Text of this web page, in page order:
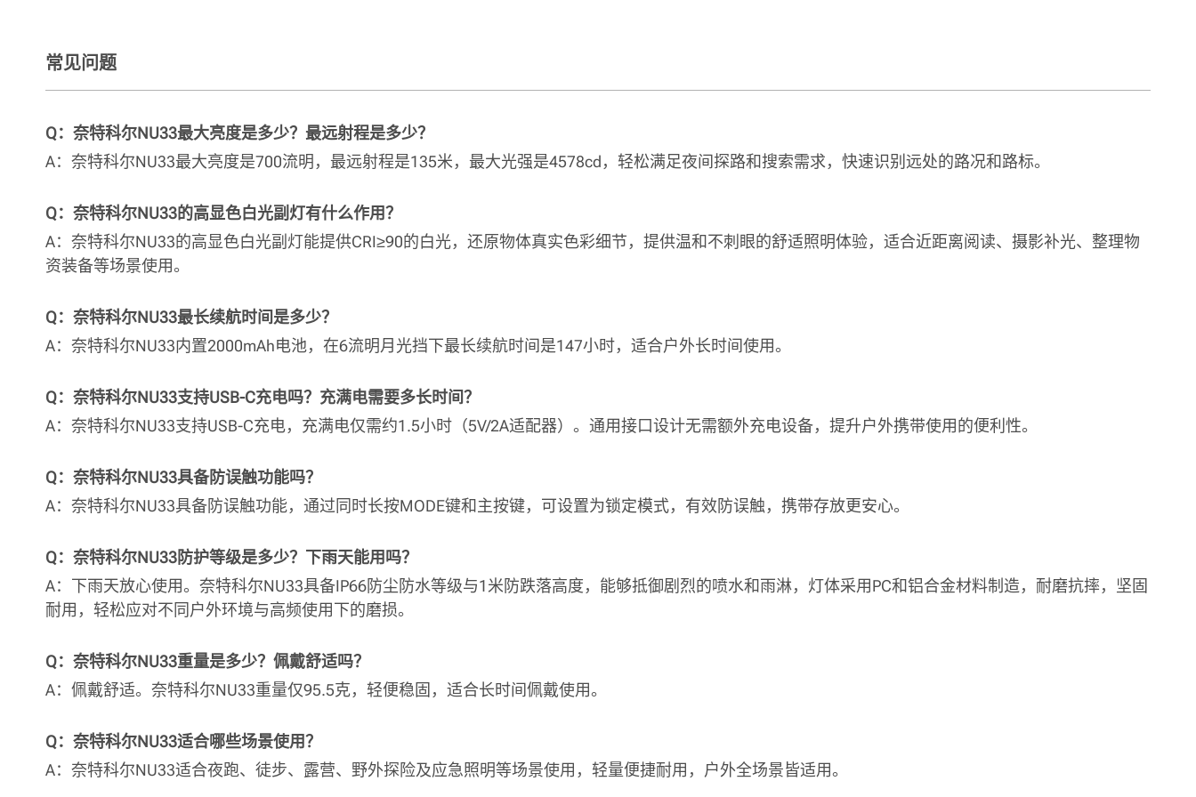
常见问题
Q：奈特科尔NU33最大亮度是多少？最远射程是多少？
A：奈特科尔NU33最大亮度是700流明，最远射程是135米，最大光强是4578cd，轻松满足夜间探路和搜索需求，快速识别远处的路况和路标。
Q：奈特科尔NU33的高显色白光副灯有什么作用？
A：奈特科尔NU33的高显色白光副灯能提供CRI≥90的白光，还原物体真实色彩细节，提供温和不刺眼的舒适照明体验，适合近距离阅读、摄影补光、整理物
资装备等场景使用。
Q：奈特科尔NU33最长续航时间是多少？
A：奈特科尔NU33内置2000mAh电池，在6流明月光挡下最长续航时间是147小时，适合户外长时间使用。
Q：奈特科尔NU33支持USB-C充电吗？充满电需要多长时间？
A：奈特科尔NU33支持USB-C充电，充满电仅需约1.5小时（5V/2A适配器）。通用接口设计无需额外充电设备，提升户外携带使用的便利性。
Q：奈特科尔NU33具备防误触功能吗？
A：奈特科尔NU33具备防误触功能，通过同时长按MODE键和主按键，可设置为锁定模式，有效防误触，携带存放更安心。
Q：奈特科尔NU33防护等级是多少？下雨天能用吗？
A：下雨天放心使用。奈特科尔NU33具备IP66防尘防水等级与1米防跌落高度，能够抵御剧烈的喷水和雨淋，灯体采用PC和铝合金材料制造，耐磨抗摔，坚固
耐用，轻松应对不同户外环境与高频使用下的磨损。
Q：奈特科尔NU33重量是多少？佩戴舒适吗？
A：佩戴舒适。奈特科尔NU33重量仅95.5克，轻便稳固，适合长时间佩戴使用。
Q：奈特科尔NU33适合哪些场景使用？
A：奈特科尔NU33适合夜跑、徒步、露营、野外探险及应急照明等场景使用，轻量便捷耐用，户外全场景皆适用。